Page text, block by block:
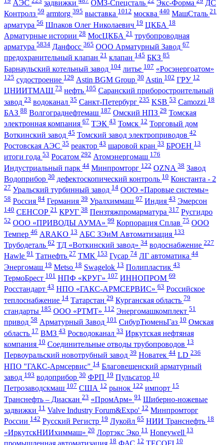
АЭС задвижки ОМЗ-Спецсталь Экс-Форма
ДС
Контролз 59 armtorg 395 выставка 1012 москва 440 МашСталь 21
арматура 56 Шпаков Олег Николаевич 19 ЦКБА 18
Арматурные истории 28 МосЦКБА 21 трубопроводная
арматура 5834 Данфосс 365 ООО Арматурный Завод 67
предохранительный клапан 21 клапан 145 БКЗ 85
Барнаульский котельный завод 104 литье 107 «Росэнергоатом»
125 судостроение 129 Astin BGM Group 30 Astin 102 ГРУ 12
ЦНИИТМАШ 73 нефть 105 Саранский приборостроительный
завод 23 водоканал 35 Санкт-Петербург 235 KSB 53 Camozzi 18
БАЗ 88 Волгограднефтемаш 187 Омский НПЗ 29 Томская
электронная компания 67 ТЭК 43 Томск 12 Торговый дом
Воткинский завод 45 Томский завод электроприводов 42
Ростовская АЭС 35 реактор 43 шаровой кран 33 БРОЕН 13
итоги года 53 Росатом 292 Атомэнергомаш 176
Индустриальный парк 44 Минпромторг 122 OZNA 38 Завод
Водоприбор 30 дефектоскопический контроль 10 Константа - 2
27 Уральский турбинный завод 14 ООО «Паровые системы»
58 Россия 84 Германия 39 Уралхиммаш 97 Индия 43 Эмерсон
140 СЕНСОР 21 КРУГ 38 Пензтяжпромарматура 317 Русгидро
52 ООО «ПРИВОДЫ АУМА» 99 Корпорация Сплав 75 ООО
Темпер 46 ARAKO 13 АБС ЗЭиМ Автоматизация 133
Трубодеталь 62 ТД «Воткинский завод» 34 водоснабжение 227
Hawle 91 Татнефть 27 ТМК 153 Гусар 74 ЛГ автоматика 44
Энергомаш 19 Metso 18 Swagelok 13 Полипластик 43
ТермоБрест 101 НПФ «КРУГ» 107 ИННОПРОМ 69
Росстандарт 43 НПО «ГАКС-АРМСЕРВИС» 63 Российское
теплоснабжение 14 Татарстан 29 Курганская область 79
стандарты 185 ООО «РТМТ» 112 Энергомашкомплект 51
привод 58 Арматурный Завод 101 СибурТюменьГаз 10 Омская
область 17 ВМЗ 43 Росводоканал 33 Иркутская нефтяная
компания 10 Соединительные отводы трубопроводов 13
Первоуральский новотрубный завод 39 Новатек 44 LD 236
НПО "ГАКС-Армсервис" 14 Благовещенский арматурный
завод 193 водоприбор 30 ФРП 19 Пульсатор 10
Петрозаводскмаш 107 США 12 рынок 122 импорт 15
Транснефть – Диаскан 23 «ПромАрм» 91 Шиберно-ножевые
задвижки 11 Valve Industry Forum&Expo' 12 Минпромторг
России 142 Русский Регистр 19 Лукойл 65 НИИ Транснефть 18
«ИркутскНИИхиммаш» 20 Лортэкс Эко 11 Honeywell 13
промышленная автоматизация 18 ФАС 12 TECOFI 10